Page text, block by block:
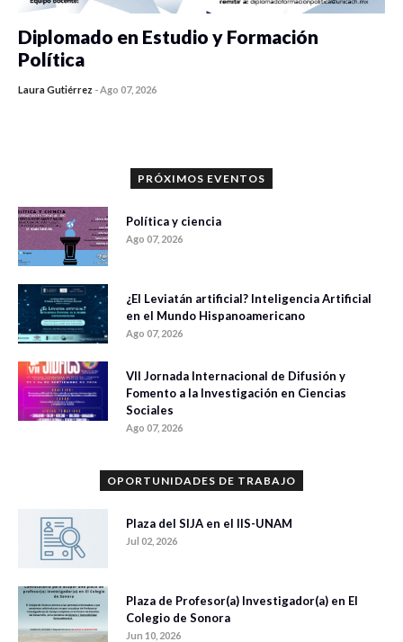
Diplomado en Estudio y Formación
Política
Laura Gutiérrez -Ago 07, 2026
PRÓXIMOS EVENTOS
Política y ciencia
Ago 07, 2026
¿El Leviatán artificial? Inteligencia Artificial
en el Mundo Hispanoamericano
Ago 07, 2026
VII Jornada Internacional de Difusión y
Fomento a la Investigación en Ciencias
Sociales
Ago 07, 2026
OPORTUNIDADES DE TRABAJO
Plaza del SIJA en el IIS-UNAM
Jul 02, 2026
Plaza de Profesor(a) Investigador(a) en El
Colegio de Sonora
Jun 10, 2026